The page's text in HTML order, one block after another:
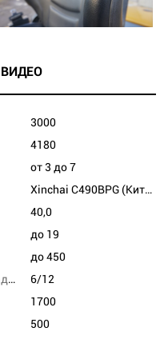
ВИДЕО
3000
4180
от 3 до 7
Xinchai C490BPG (Китай)
40,0
до 19
до 450
Угол наклона мачты вперед/назад, град
6/12
1700
500